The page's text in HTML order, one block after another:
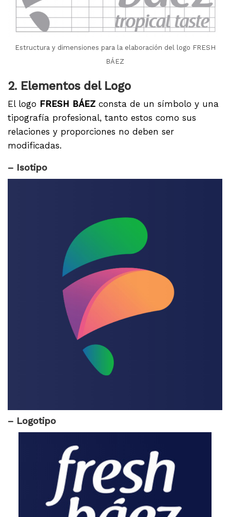
Estructura y dimensiones para la elaboración del logo FRESH
BÁEZ
2. Elementos del Logo
El logo FRESH BÁEZ consta de un símbolo y una
tipografía profesional, tanto estos como sus
relaciones y proporciones no deben ser
modificadas.
– Isotipo
– Logotipo